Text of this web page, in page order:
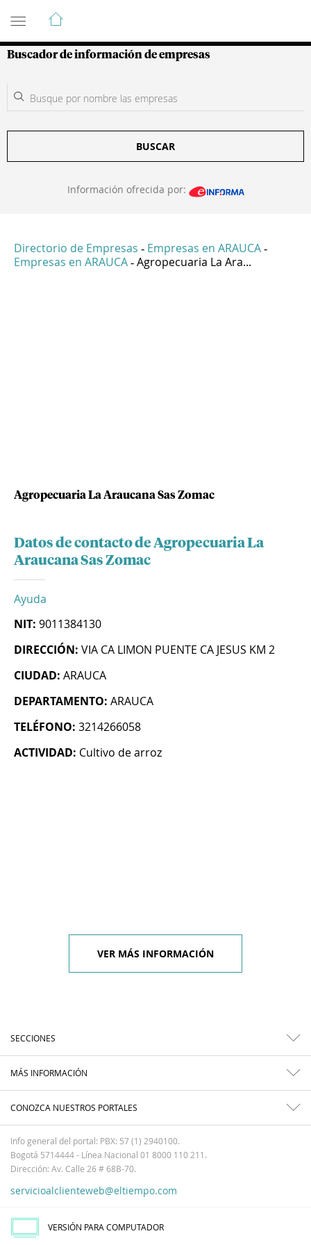
Guía de Empresas Colombianas
Buscador de información de empresas
BUSCAR
Información ofrecida por:
Directorio de Empresas - Empresas en ARAUCA -
Empresas en ARAUCA - Agropecuaria La Ara...
Agropecuaria La Araucana Sas Zomac
Datos de contacto de Agropecuaria La
Araucana Sas Zomac
Ayuda
NIT: 9011384130
DIRECCIÓN: VIA CA LIMON PUENTE CA JESUS KM 2
CIUDAD: ARAUCA
DEPARTAMENTO: ARAUCA
TELÉFONO: 3214266058
ACTIVIDAD: Cultivo de arroz
VER MÁS INFORMACIÓN
SECCIONES
MÁS INFORMACIÓN
CONOZCA NUESTROS PORTALES
Info general del portal: PBX: 57 (1) 2940100.
Bogotá 5714444 - Línea Nacional 01 8000 110 211.
Dirección: Av. Calle 26 # 68B-70.
servicioalclienteweb@eltiempo.com
VERSIÓN PARA COMPUTADOR